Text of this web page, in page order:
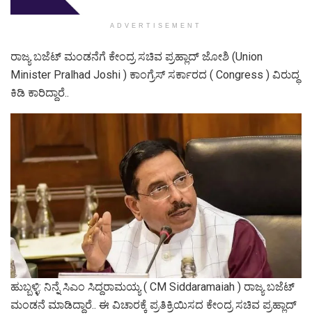
ADVERTISEMENT
ರಾಜ್ಯ ಬಜೆಟ್‌ ಮಂಡನೆಗೆ ಕೇಂದ್ರ ಸಚಿವ ಪ್ರಹ್ಲಾದ್‌ ಜೋಶಿ (Union
Minister Pralhad Joshi ) ಕಾಂಗ್ರೆಸ್‌ ಸರ್ಕಾರದ ( Congress ) ವಿರುದ್ಧ
ಕಿಡಿ ಕಾರಿದ್ದಾರೆ..
ಹುಬ್ಬಳ್ಳಿ: ನಿನ್ನೆ ಸಿಎಂ ಸಿದ್ದರಾಮಯ್ಯ ( CM Siddaramaiah ) ರಾಜ್ಯ ಬಜೆಟ್‌
ಮಂಡನೆ ಮಾಡಿದ್ದಾರೆ.. ಈ ವಿಚಾರಕ್ಕೆ ಪ್ರತಿಕ್ರಿಯಿಸದ ಕೇಂದ್ರ ಸಚಿವ ಪ್ರಹ್ಲಾದ್‌